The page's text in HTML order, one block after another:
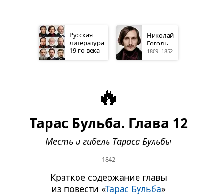
Русская
литература
19-го века
Николай
Гоголь
1809–1852
🔥
Тарас Бульба. Глава 12
Месть и гибель Тараса Бульбы
1842
Краткое содержание главы
из повести «Тарас Бульба»